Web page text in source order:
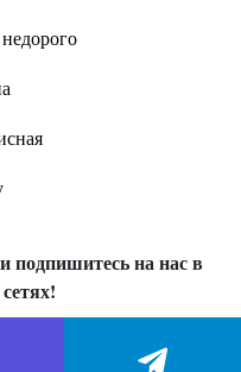
подпишитесь на нас в